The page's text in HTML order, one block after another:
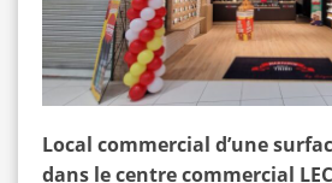
Local commercial d’une
dans le centre commercial